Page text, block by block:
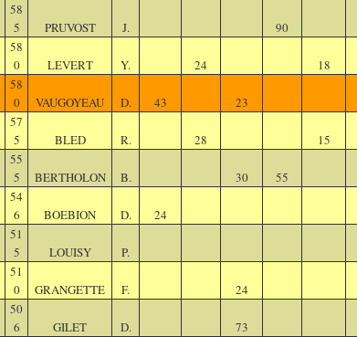
58
5
PRUVOST J. 90
58
0
LEVERT Y. 24 18
58
0
VAUGOYEAU D. 43 23
57
5
BLED R. 28 15
55
5
BERTHOLON B. 30 55
54
6
BOEBION D. 24
51
5
LOUISY P.
51
0
GRANGETTE F. 24
50
6
GILET D. 73